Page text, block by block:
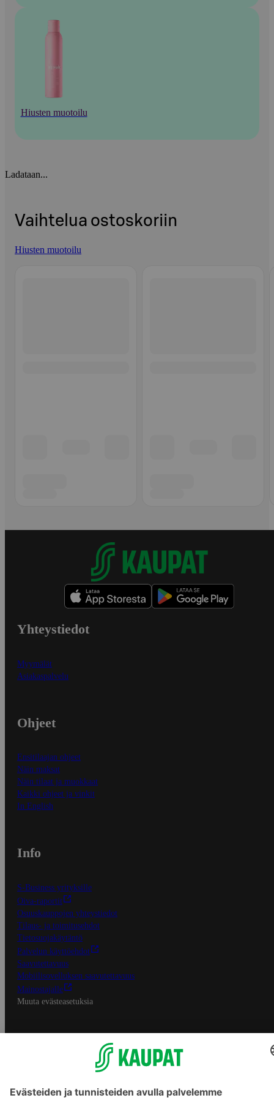
Hiusten muotoilu
Ladataan...
Vaihtelua ostoskoriin
Hiusten muotoilu
Yhteystiedot
Myymälät
Asiakaspalvelu
Ohjeet
Ensitilaajan ohjeet
Näin maksat
Näin tilaat ja muokkaat
Kaikki ohjeet ja vinkit
In English
Info
S-Business yrityksille
Oiva-raportit
Osuuskauppojen yhteystiedot
Tilaus- ja toimitusehdot
Tietosuojakäytäntö
Palvelun käyttöehdot
Saavutettavuus
Mobiilisovelluksen saavutettavuus
Mainostajalle
Muuta evästeasetuksia
S-ryhmän palvelut